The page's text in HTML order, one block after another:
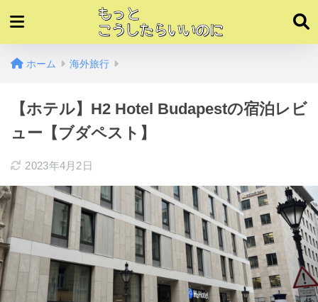
ホーム 海外旅行
【ホテル】H2 Hotel Budapestの宿泊レビ
ュー【ブダペスト】
2023年4月2日